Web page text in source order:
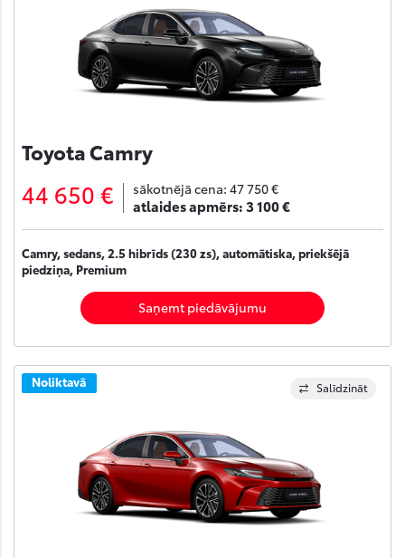
Toyota Camry
44 650 € sākotnējā cena: 47 750 €
atlaides apmērs:3 100 €
Camry, sedans, 2.5 hibrīds (230 zs), automātiska, priekšējā
piedziņa, Premium
Saņemt piedāvājumu
Salīdzināt
Noliktavā